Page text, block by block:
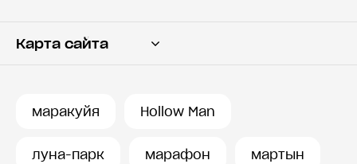
Карта сайта
маракуйя Hollow Man
луна-парк марафон мартын